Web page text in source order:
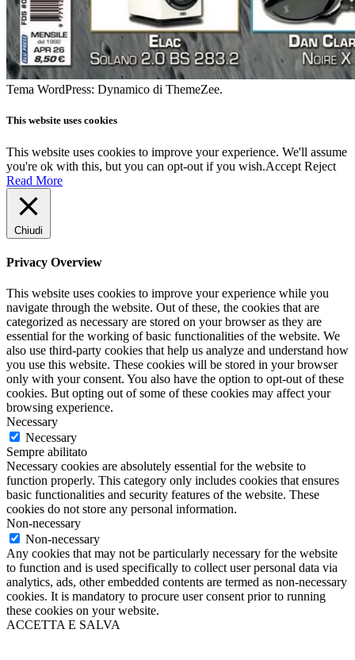
Tema WordPress: Dynamico di ThemeZee.
This website uses cookies
This website uses cookies to improve your experience. We'll assume
you're ok with this, but you can opt-out if you wish.Accept Reject
Read More
Chiudi
Privacy Overview
This website uses cookies to improve your experience while you
navigate through the website. Out of these, the cookies that are
categorized as necessary are stored on your browser as they are
essential for the working of basic functionalities of the website. We
also use third-party cookies that help us analyze and understand how
you use this website. These cookies will be stored in your browser
only with your consent. You also have the option to opt-out of these
cookies. But opting out of some of these cookies may affect your
browsing experience.
Necessary
Necessary
Sempre abilitato
Necessary cookies are absolutely essential for the website to
function properly. This category only includes cookies that ensures
basic functionalities and security features of the website. These
cookies do not store any personal information.
Non-necessary
Non-necessary
Any cookies that may not be particularly necessary for the website
to function and is used specifically to collect user personal data via
analytics, ads, other embedded contents are termed as non-necessary
cookies. It is mandatory to procure user consent prior to running
these cookies on your website.
ACCETTA E SALVA